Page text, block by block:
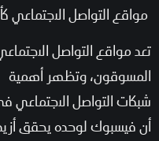
مواقع التواصل الاجتماعي
تعد مواقع التواصل
المسوقون، وتظهر أهمية
شبكات التواصل الاجتماعي
أن فيسبوك لوحده يحقق أزيد من 19 مليار زيارة